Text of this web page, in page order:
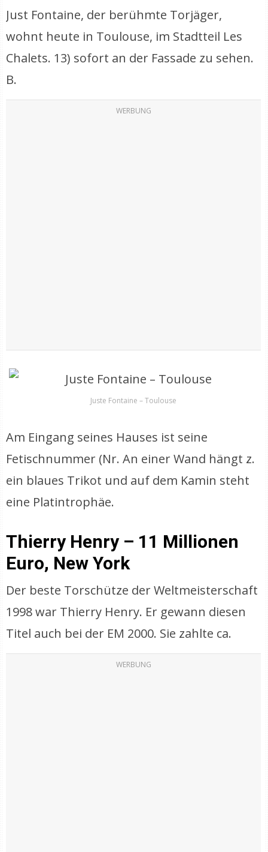
Just Fontaine, der berühmte Torjäger,
wohnt heute in Toulouse, im Stadtteil Les
Chalets. 13) sofort an der Fassade zu sehen.
B.
WERBUNG
Juste Fontaine – Toulouse
Am Eingang seines Hauses ist seine
Fetischnummer (Nr. An einer Wand hängt z.
ein blaues Trikot und auf dem Kamin steht
eine Platintrophäe.
Thierry Henry – 11 Millionen
Euro, New York
Der beste Torschütze der Weltmeisterschaft
1998 war Thierry Henry. Er gewann diesen
Titel auch bei der EM 2000. Sie zahlte ca.
WERBUNG